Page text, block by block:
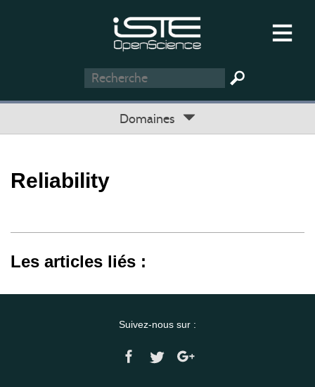
Domaines
Reliability
Les articles liés :
Suivez-nous sur :